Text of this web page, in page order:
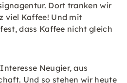
Dort tranken wir
viel Kaffee! Und mit
dass Kaffee nicht gleich
Neugier, aus
Und so stehen wir heute